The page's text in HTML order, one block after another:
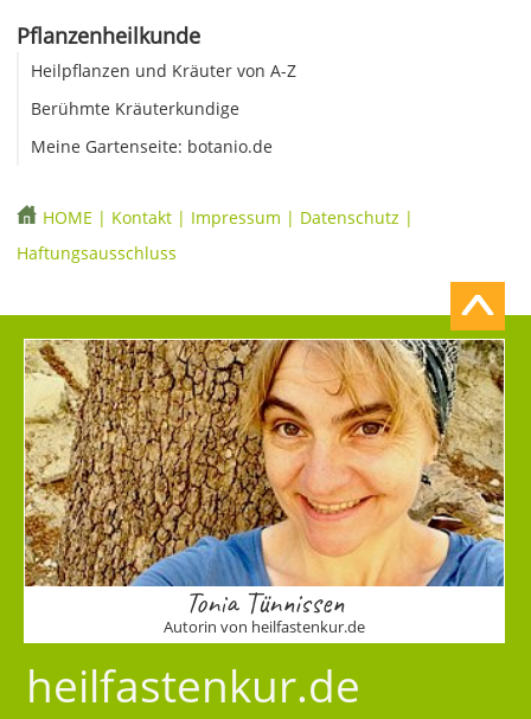
Pflanzenheilkunde
Heilpflanzen und Kräuter von A-Z
Berühmte Kräuterkundige
Meine Gartenseite: botanio.de
HOME | Kontakt | Impressum | Datenschutz |
Haftungsausschluss
Tonia Tünnissen
Autorin von heilfastenkur.de
heilfastenkur.de